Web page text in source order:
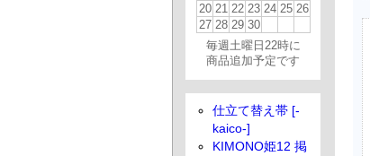
20 21 22 23 24 25 26
27 28 29 30
毎週土曜日22時に
商品追加予定です
仕立て替え帯 [-
kaico-]
KIMONO姫12 掲